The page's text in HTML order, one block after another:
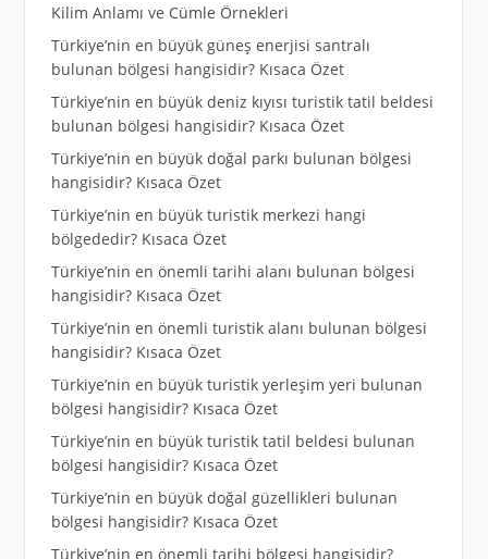
Kilim Anlamı ve Cümle Örnekleri
Türkiye’nin en büyük güneş enerjisi santralı
bulunan bölgesi hangisidir? Kısaca Özet
Türkiye’nin en büyük deniz kıyısı turistik tatil beldesi
bulunan bölgesi hangisidir? Kısaca Özet
Türkiye’nin en büyük doğal parkı bulunan bölgesi
hangisidir? Kısaca Özet
Türkiye’nin en büyük turistik merkezi hangi
bölgededir? Kısaca Özet
Türkiye’nin en önemli tarihi alanı bulunan bölgesi
hangisidir? Kısaca Özet
Türkiye’nin en önemli turistik alanı bulunan bölgesi
hangisidir? Kısaca Özet
Türkiye’nin en büyük turistik yerleşim yeri bulunan
bölgesi hangisidir? Kısaca Özet
Türkiye’nin en büyük turistik tatil beldesi bulunan
bölgesi hangisidir? Kısaca Özet
Türkiye’nin en büyük doğal güzellikleri bulunan
bölgesi hangisidir? Kısaca Özet
Türkiye’nin en önemli tarihi bölgesi hangisidir?